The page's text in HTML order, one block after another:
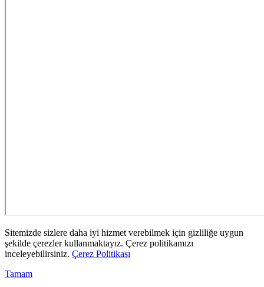
Sitemizde sizlere daha iyi hizmet verebilmek için gizliliğe uygun
şekilde çerezler kullanmaktayız. Çerez politikamızı
inceleyebilirsiniz. Çerez Politikası
Tamam